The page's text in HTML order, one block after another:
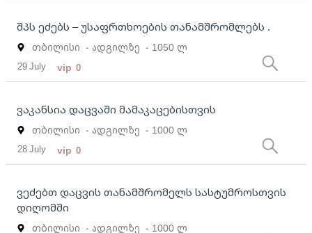
შპს ეძებს – უსაფრთხოების თანამშრომლებს .
თბილისი - ადგილზე - 1050 ლ
29 July vip 0
ვაკანსია დაცვაში მამაკაცებისთვის
თბილისი - ადგილზე - 1000 ლ
28 July vip 0
ვეძებთ დაცვის თანამშრომელს სასტუმროსთვის
დიღომში
თბილისი - ადგილზე - 1000 ლ